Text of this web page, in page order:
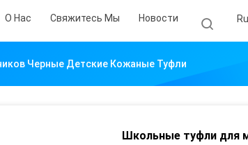
О Нас Свяжитесь Мы Новости
Черные Детские Кожаные Туфли
Школьные туфли для